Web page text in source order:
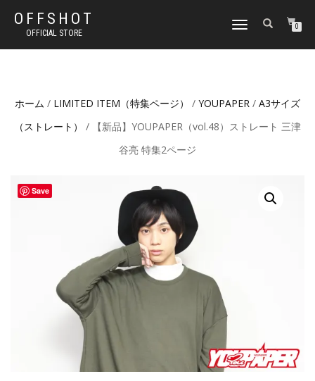
OFFSHOT
OFFICIAL STORE
ナ
ゲ
ン
り
0
ホーム / LIMITED ITEM（特集ページ） / YOUPAPER / A3サイズ
（ストレート）
/ 【新品】YOUPAPER（vol.48）ストレート 三津
谷亮 特集2ページ
Save